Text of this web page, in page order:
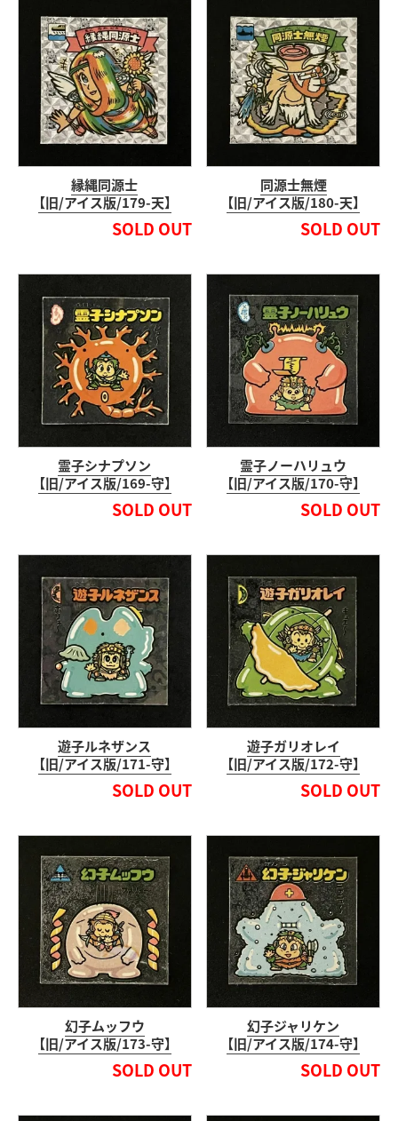
縁縄同源士
【旧/アイス版/179-天】
SOLD OUT
同源士無煙
【旧/アイス版/180-天】
SOLD OUT
霊子シナプソン
【旧/アイス版/169-守】
SOLD OUT
霊子ノーハリュウ
【旧/アイス版/170-守】
SOLD OUT
遊子ルネザンス
【旧/アイス版/171-守】
SOLD OUT
遊子ガリオレイ
【旧/アイス版/172-守】
SOLD OUT
幻子ムッフウ
【旧/アイス版/173-守】
SOLD OUT
幻子ジャリケン
【旧/アイス版/174-守】
SOLD OUT